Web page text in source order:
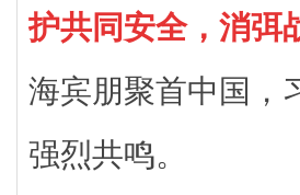
护共同安全，消弭
海宾朋聚首中国，
强烈共鸣。